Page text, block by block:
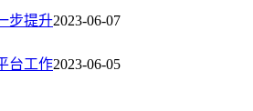
步提升2023-06-07
台工作2023-06-05